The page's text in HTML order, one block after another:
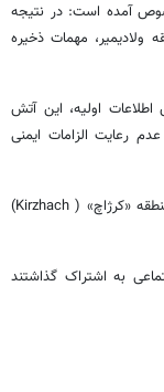
آمده است: در نتیجه
مهمات ذخیره
اطلاعات اولیه، این آتش
رعایت الزامات ایمنی
«کرژاچ
» ( Kirzhach)
به اشتراک گذاشتند